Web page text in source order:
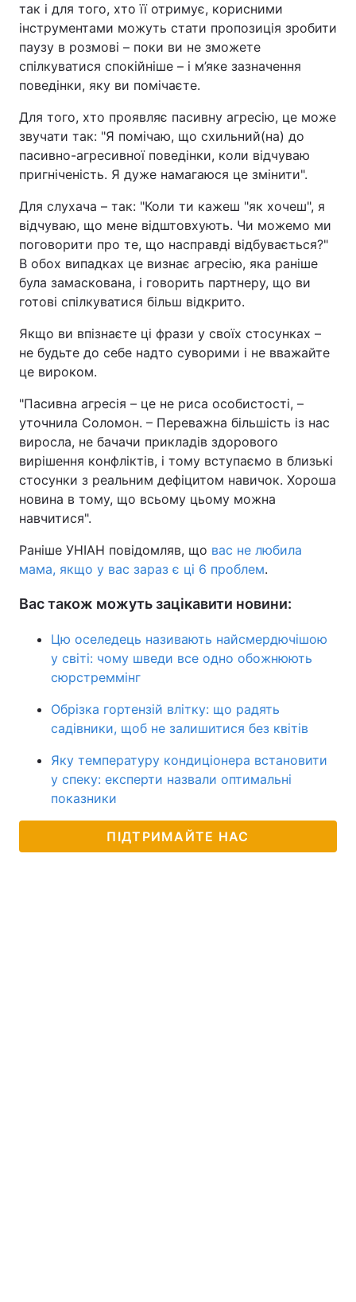
так і для того, хто її отримує, корисними
інструментами можуть стати пропозиція зробити
паузу в розмові – поки ви не зможете
спілкуватися спокійніше – і м’яке зазначення
поведінки, яку ви помічаєте.
Для того, хто проявляє пасивну агресію, це може
звучати так: "Я помічаю, що схильний(на) до
пасивно-агресивної поведінки, коли відчуваю
пригніченість. Я дуже намагаюся це змінити".
Для слухача – так: "Коли ти кажеш "як хочеш", я
відчуваю, що мене відштовхують. Чи можемо ми
поговорити про те, що насправді відбувається?"
В обох випадках це визнає агресію, яка раніше
була замаскована, і говорить партнеру, що ви
готові спілкуватися більш відкрито.
Якщо ви впізнаєте ці фрази у своїх стосунках –
не будьте до себе надто суворими і не вважайте
це вироком.
"Пасивна агресія – це не риса особистості, –
уточнила Соломон. – Переважна більшість із нас
виросла, не бачачи прикладів здорового
вирішення конфліктів, і тому вступаємо в близькі
стосунки з реальним дефіцитом навичок. Хороша
новина в тому, що всьому цьому можна
навчитися".
Раніше УНІАН повідомляв, що вас не любила
мама, якщо у вас зараз є ці 6 проблем.
Вас також можуть зацікавити новини:
Цю оселедець називають найсмердючішою
у світі: чому шведи все одно обожнюють
сюрстреммінг
Обрізка гортензій влітку: що радять
садівники, щоб не залишитися без квітів
Яку температуру кондиціонера встановити
у спеку: експерти назвали оптимальні
показники
ПІДТРИМАЙТЕ НАС